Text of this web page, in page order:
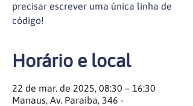
precisar escrever uma única linha de
código!
Horário e local
22 de mar. de 2025, 08:30 – 16:30
Manaus, Av. Paraiba, 346 -